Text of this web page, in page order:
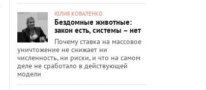
ЮЛИЯ КОВАЛЕНКО
Бездомные животные:
закон есть, системы – нет
Почему ставка на массовое
уничтожение не снижает ни
численность, ни риски, и что на самом
деле не сработало в действующей
модели